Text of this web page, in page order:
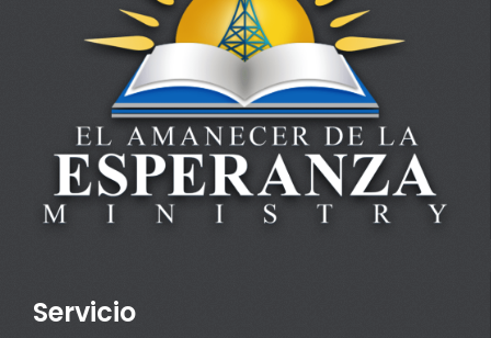
Servicio